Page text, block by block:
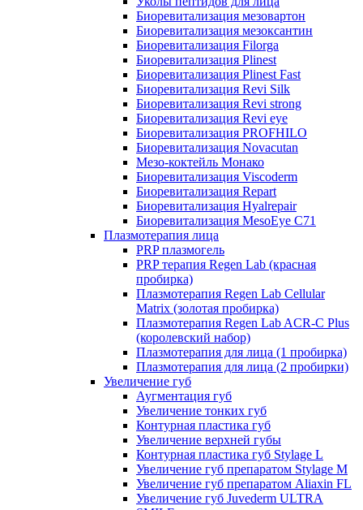
Биоревитализация мезовартон
Биоревитализация мезоксантин
Биоревитализация Filorga
Биоревитализация Plinest
Биоревитализация Plinest Fast
Биоревитализация Revi Silk
Биоревитализация Revi strong
Биоревитализация Revi eye
Биоревитализация PROFHILO
Биоревитализация Novacutan
Мезо-коктейль Монако
Биоревитализация Viscoderm
Биоревитализация Repart
Биоревитализация Hyalrepair
Биоревитализация MesoEye C71
Плазмотерапия лица
PRP плазмогель
PRP терапия Regen Lab (красная
пробирка)
Плазмотерапия Regen Lab Cellular
Matrix (золотая пробирка)
Плазмотерапия Regen Lab ACR-C Plus
(королевский набор)
Плазмотерапия для лица (1 пробирка)
Плазмотерапия для лица (2 пробирки)
Увеличение губ
Аугментация губ
Увеличение тонких губ
Контурная пластика губ
Увеличение верхней губы
Контурная пластика губ Stylage L
Увеличение губ препаратом Stylage M
Увеличение губ препаратом Aliaxin FL
Увеличение губ Juvederm ULTRA